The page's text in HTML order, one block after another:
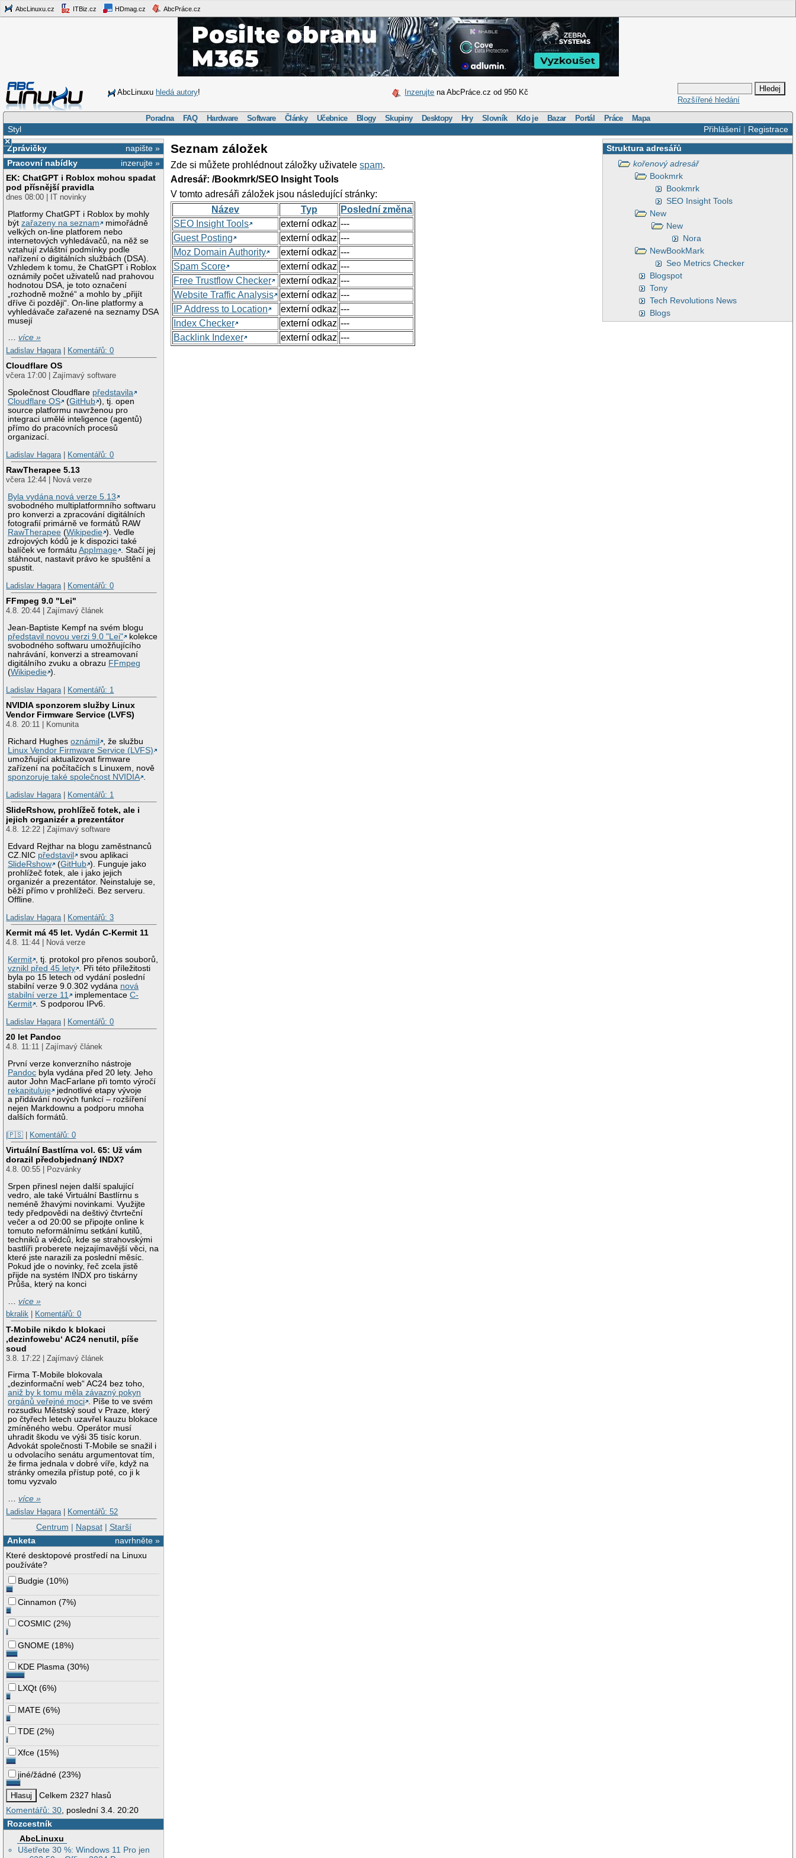
AbcLinuxu.cz ITBiz.cz HDmag.cz AbcPráce.cz
AbcLinuxu hledá autory! Inzerujte na AbcPráce.cz od 950 Kč
Rozšířené hledání
Poradna FAQ Hardware Software Články Učebnice Blogy Skupiny Desktopy Hry Slovník Kdo je Bazar Portál Práce Mapa
Přihlášení| Registrace
Styl
×
napište »
Zprávičky
inzerujte »
Pracovní nabídky
EK: ChatGPT i Roblox mohou spadat
pod přísnější pravidla
dnes 08:00 | IT novinky
Platformy ChatGPT i Roblox by mohly
býtzařazeny na seznam
mimořádně
velkých on-line platforem nebo
internetových vyhledávačů, na něž se
vztahují zvláštní podmínky podle
nařízení o digitálních službách (DSA).
Vzhledem k tomu, že ChatGPT i Roblox
oznámily počet uživatelů nad prahovou
hodnotou DSA, je toto označení
„rozhodně možné“ a mohlo by „přijít
dříve či později“. On-line platformy a
vyhledávače zařazené na seznamy DSA
musejí
…více »
Ladislav Hagara
Komentářů: 0
Cloudflare OS
včera 17:00 | Zajímavý software
Společnost Cloudflare představila
Cloudflare OS
(GitHub ), tj. open
source platformu navrženou pro
integraci umělé inteligence (agentů)
přímo do pracovních procesů
organizací.
Ladislav Hagara
Komentářů: 0
RawTherapee 5.13
včera 12:44 | Nová verze
Byla vydána nová verze 5.13
svobodného multiplatformního softwaru
pro konverzi a zpracování digitálních
fotografií primárně ve formátů RAW
RawTherapee (Wikipedie ). Vedle
zdrojových kódů je k dispozici také
balíček ve formátuAppImage . Stačí jej
stáhnout, nastavit právo ke spuštění a
spustit.
Ladislav Hagara
Komentářů: 0
FFmpeg 9.0 "Lei"
4.8. 20:44 | Zajímavý článek
Jean-Baptiste Kempf na svém blogu
představil novou verzi 9.0 "Lei"
kolekce
svobodného softwaru umožňujícího
nahrávání, konverzi a streamovaní
digitálního zvuku a obrazu FFmpeg
(Wikipedie ).
Ladislav Hagara
Komentářů: 1
NVIDIA sponzorem služby Linux
Vendor Firmware Service (LVFS)
4.8. 20:11 | Komunita
Richard Hughesoznámil
, že službu
Linux Vendor Firmware Service (LVFS)
umožňující aktualizovat firmware
zařízení na počítačích s Linuxem, nově
sponzoruje také společnost NVIDIA .
Ladislav Hagara | Komentářů: 1
SlideRshow, prohlížeč fotek, ale i
jejich organizér a prezentátor
4.8. 12:22 | Zajímavý software
Edvard Rejthar na blogu zaměstnanců
CZ.NIC představil
svou aplikaci
SlideRshow
(GitHub ). Funguje jako
prohlížeč fotek, ale i jako jejich
organizér a prezentátor. Neinstaluje se,
běží přímo v prohlížeči. Bez serveru.
Offline.
Ladislav Hagara | Komentářů: 3
Kermit má 45 let. Vydán C-Kermit 11
4.8. 11:44 | Nová verze
Kermit , tj. protokol pro přenos souborů,
vznikl před 45 lety . Při této příležitosti
byla po 15 letech od vydání poslední
stabilní verze 9.0.302 vydána nová
stabilní verze 11
implementaceC-
Kermit . S podporou IPv6.
Ladislav Hagara | Komentářů: 0
20 let Pandoc
4.8. 11:11 | Zajímavý článek
První verze konverzního nástroje
Pandoc byla vydána před 20 lety. Jeho
autor John MacFarlane při tomto výročí
rekapituluje
jednotlivé etapy vývoje
a přidávání nových funkcí – rozšíření
nejen Markdownu a podporu mnoha
dalších formátů.
|🇵🇸 | Komentářů: 0
Virtuální Bastlírna vol. 65: Už vám
dorazil předobjednaný INDX?
4.8. 00:55 | Pozvánky
Srpen přinesl nejen další spalující
vedro, ale také Virtuální Bastlírnu s
neméně žhavými novinkami. Využijte
tedy předpovědi na deštivý čtvrteční
večer a od 20:00 se připojte online k
tomuto neformálnímu setkání kutilů,
techniků a vědců, kde se strahovskými
bastlíři proberete nejzajímavější věci, na
které jste narazili za poslední měsíc.
Pokud jde o novinky, řeč zcela jistě
přijde na systém INDX pro tiskárny
Průša, který na konci
…více »
bkralik
Komentářů: 0
T-Mobile nikdo k blokaci
‚dezinfowebu‘ AC24 nenutil, píše
soud
3.8. 17:22 | Zajímavý článek
Firma T-Mobile blokovala
„dezinformační web“ AC24 bez toho,
aniž by k tomu měla závazný pokyn
orgánů veřejné moci . Píše to ve svém
rozsudku Městský soud v Praze, který
po čtyřech letech uzavřel kauzu blokace
zmíněného webu. Operátor musí
uhradit škodu ve výši 35 tisíc korun.
Advokát společnosti T-Mobile se snažil i
u odvolacího senátu argumentovat tím,
že firma jednala v dobré víře, když na
stránky omezila přístup poté, co ji k
tomu vyzvalo
…více »
Ladislav Hagara | Komentářů: 52
Centrum | Napsat| Starší
navrhněte »
Anketa
Které desktopové prostředí na Linuxu
používáte?
Budgie (10%)
Cinnamon (7%)
COSMIC (2%)
GNOME (18%)
KDE Plasma (30%)
LXQt (6%)
MATE (6%)
TDE (2%)
Xfce (15%)
jiné/žádné (23%)
Celkem 2327 hlasů
Komentářů: 30, poslední 3.4. 20:20
Rozcestník
AbcLinuxu
Ušetřete 30 %: Windows 11 Pro jen
Struktura adresářů
kořenový adresář
Bookmrk
Bookmrk
SEO Insight Tools
New
New
Nora
NewBookMark
Seo Metrics Checker
Blogspot
Tony
Tech Revolutions News
Blogs
Seznam záložek
Zde si můžete prohlédnout záložky uživatelespam.
Adresář: /Bookmrk/SEO Insight Tools
V tomto adresáři záložek jsou následující stránky:
Název
Typ
Poslední změna
SEO Insight Tools
externí odkaz ---
Guest Posting
externí odkaz ---
Moz Domain Authority
externí odkaz ---
Spam Score
externí odkaz ---
Free Trustflow Checker
externí odkaz ---
Website Traffic Analysis
externí odkaz ---
IP Address to Location
externí odkaz ---
Index Checker
externí odkaz ---
Backlink Indexer
externí odkaz ---